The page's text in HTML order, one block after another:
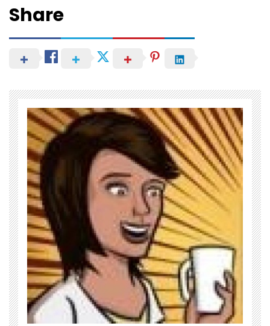
Share